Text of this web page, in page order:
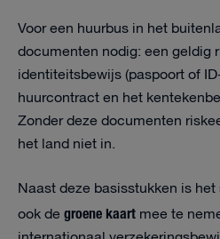
Voor een huurbus in het
documenten nodig: een geldig
identiteitsbewijs (paspoort of
huurcontract en het
Zonder deze documenten
het land niet in.
Naast deze basisstukken is
ook de groene kaart mee te